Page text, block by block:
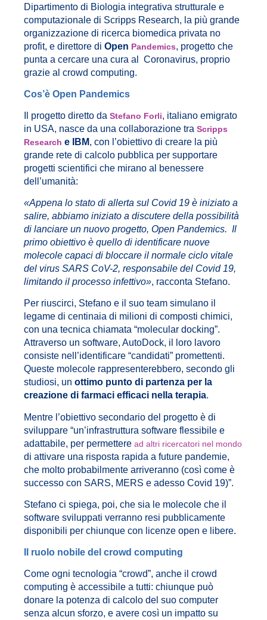
Dipartimento di Biologia integrativa strutturale e
computazionale di Scripps Research, la più grande
organizzazione di ricerca biomedica privata no
profit, e direttore di Open Pandemics, progetto che
punta a cercare una cura al Coronavirus, proprio
grazie al crowd computing.
Cos’è Open Pandemics
Il progetto diretto da Stefano Forli, italiano emigrato
in USA, nasce da una collaborazione tra Scripps
Research e IBM, con l’obiettivo di creare la più
grande rete di calcolo pubblica per supportare
progetti scientifici che mirano al benessere
dell’umanità:
«Appena lo stato di allerta sul Covid 19 è iniziato a
salire, abbiamo iniziato a discutere della possibilità
di lanciare un nuovo progetto, Open Pandemics. Il
primo obiettivo è quello di identificare nuove
molecole capaci di bloccare il normale ciclo vitale
del virus SARS CoV-2, responsabile del Covid 19,
limitando il processo infettivo», racconta Stefano.
Per riuscirci, Stefano e il suo team simulano il
legame di centinaia di milioni di composti chimici,
con una tecnica chiamata “molecular docking”.
Attraverso un software, AutoDock, il loro lavoro
consiste nell’identificare “candidati” promettenti.
Queste molecole rappresenterebbero, secondo gli
studiosi, un ottimo punto di partenza per la
creazione di farmaci efficaci nella terapia.
Mentre l’obiettivo secondario del progetto è di
sviluppare “un’infrastruttura software flessibile e
adattabile, per permettere ad altri ricercatori nel mondo
di attivare una risposta rapida a future pandemie,
che molto probabilmente arriveranno (così come è
successo con SARS, MERS e adesso Covid 19)”.
Stefano ci spiega, poi, che sia le molecole che il
software sviluppati verranno resi pubblicamente
disponibili per chiunque con licenze open e libere.
Il ruolo nobile del crowd computing
Come ogni tecnologia “crowd”, anche il crowd
computing è accessibile a tutti: chiunque può
donare la potenza di calcolo del suo computer
senza alcun sforzo, e avere così un impatto su